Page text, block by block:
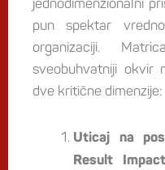
jednodimenzionalni
pun spektar
organizaciji.
sveobuhvatniji okvir
dve kritične dimenzije:
Uticaj na
Result